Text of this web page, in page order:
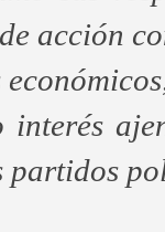
acción
interés
partidos